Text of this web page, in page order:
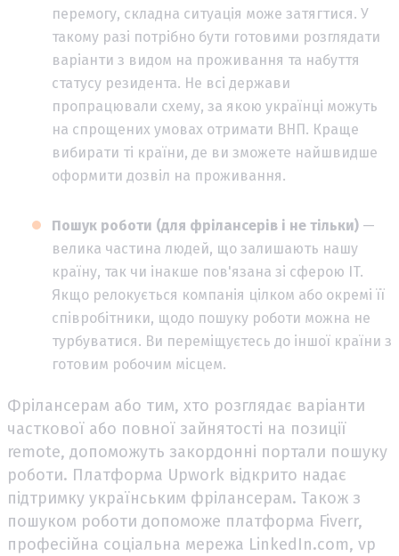
перемогу, складна ситуація може затягтися. У
такому разі потрібно бути готовими розглядати
варіанти з видом на проживання та набуття
статусу резидента. Не всі держави
пропрацювали схему, за якою українці можуть
на спрощених умовах отримати ВНП. Краще
вибирати ті країни, де ви зможете найшвидше
оформити дозвіл на проживання.
Пошук роботи (для фрілансерів і не тільки) —
велика частина людей, що залишають нашу
країну, так чи інакше пов'язана зі сферою IT.
Якщо релокується компанія цілком або окремі її
співробітники, щодо пошуку роботи можна не
турбуватися. Ви переміщуєтесь до іншої країни з
готовим робочим місцем.
Фрілансерам або тим, хто розглядає варіанти
часткової або повної зайнятості на позиції
remote, допоможуть закордонні портали пошуку
роботи. Платформа Upwork відкрито надає
підтримку українським фрілансерам. Також з
пошуком роботи допоможе платформа Fiverr,
професійна соціальна мережа LinkedIn.com, vp